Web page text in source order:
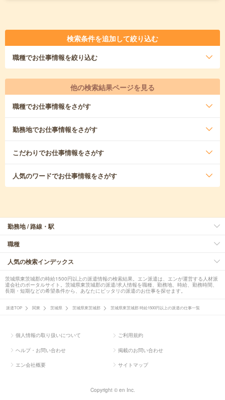
検索条件を追加して絞り込む
職種でお仕事情報を絞り込む
他の検索結果ページを見る
職種でお仕事情報をさがす
勤務地でお仕事情報をさがす
こだわりでお仕事情報をさがす
人気のワードでお仕事情報をさがす
勤務地 / 路線・駅
職種
人気の検索インデックス
茨城県東茨城郡の時給1500円以上の派遣情報の検索結果。エン派遣は、エンが運営する人材派
遣会社のポータルサイト。茨城県東茨城郡の派遣/求人情報を職種、勤務地、時給、勤務時間、
長期・短期などの希望条件から、あなたにピッタリの派遣のお仕事を探せます。
派遣TOP 関東 茨城県 茨城県東茨城郡 茨城県東茨城郡 時給1500円以上の派遣の仕事一覧
個人情報の取り扱いについて ご利用規約
ヘルプ・お問い合わせ 掲載のお問い合わせ
エン会社概要 サイトマップ
Copyright © en Inc.